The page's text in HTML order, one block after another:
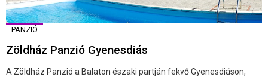
PANZIÓ
Zöldház Panzió Gyenesdiás
A Zöldház Panzió a Balaton északi partján fekvő Gyenesdiáson,